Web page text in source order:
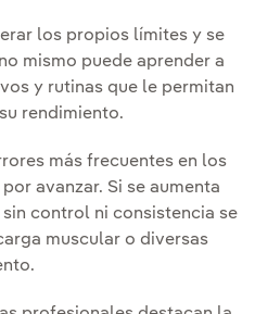
los propios límites y se
mismo puede aprender a
y rutinas que le permitan
rendimiento.
más frecuentes en los
avanzar. Si se aumenta
control ni consistencia se
muscular o diversas